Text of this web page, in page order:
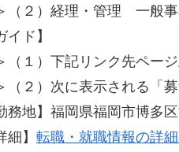
（２）経理・管理 一般
イド】
（１）下記リンク先ペー
（２）次に表示される「
務地】福岡県福岡市博多
細】 転職・就職情報の詳